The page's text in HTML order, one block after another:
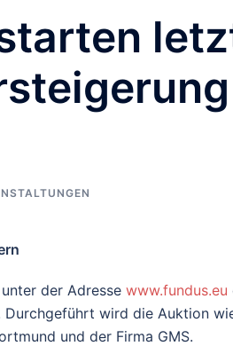
der Adresse www.fundus.eu
Durchgeführt wird die Auktion
und der Firma GMS.